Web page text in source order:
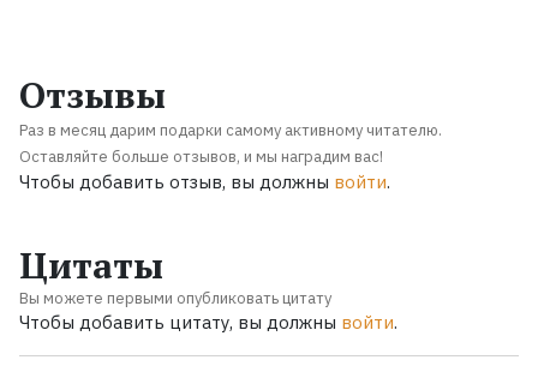
Отзывы
Раз в месяц дарим подарки самому активному читателю.
Оставляйте больше отзывов, и мы наградим вас!
Чтобы добавить отзыв, вы должны войти.
Цитаты
Вы можете первыми опубликовать цитату
Чтобы добавить цитату, вы должны войти.